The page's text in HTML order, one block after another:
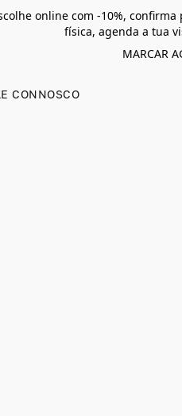
online com -10%,
física, agenda a tua
MARCAR
CONNOSCO